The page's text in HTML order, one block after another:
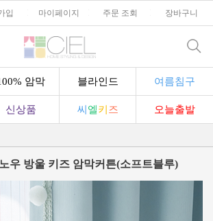
입 마이페이지 주문 조회 장바구니
암막 블라인드 여름침구
신상품 씨 엘키 즈 오늘출발
우 방울 키즈 암막커튼(소프트블루)